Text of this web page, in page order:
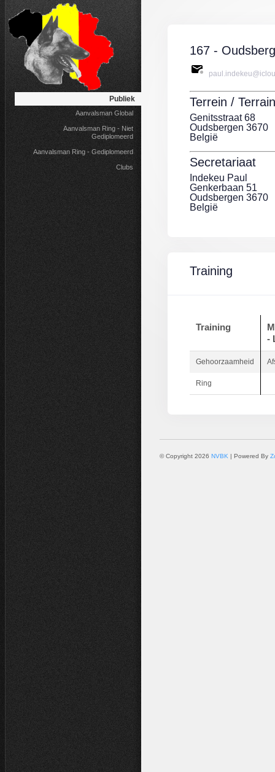
Publiek
Aanvalsman Global
Aanvalsman Ring - Niet
Gediplomeerd
Aanvalsman Ring - Gediplomeerd
Clubs
167 -
Terrein /
Genitsstraat 68
Oudsbergen 3670
België
Secretariaat
Indekeu Paul
Genkerbaan 51
Oudsbergen 3670
België
Training
Training
-
Gehoorzaamheid
Ring
© Copyright 2026 NVBK | Powered By